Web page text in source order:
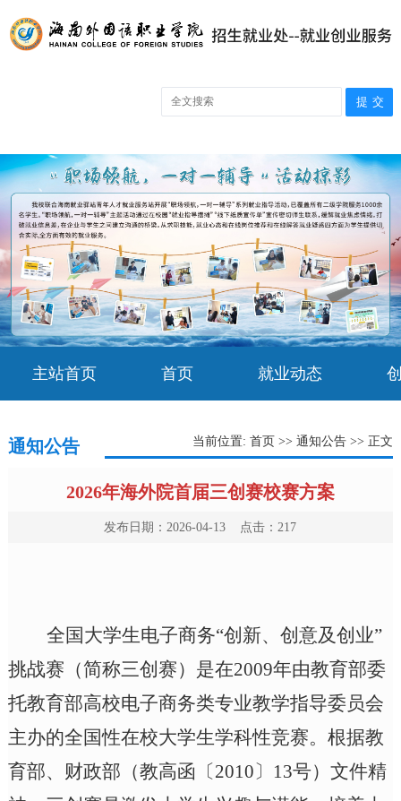
主站首页 首页 就业动态
通知公告 当前位置:首页 >>通知公告 >> 正文
2026年海外院首届三创赛校赛方案
发布日期：2026-04-13 点击： 217
全国大学生电子商务“创新、创意及创业”
挑战赛（简称三创赛）是在2009年由教育部委
托教育部高校电子商务类专业教学指导委员会
主办的全国性在校大学生学科性竞赛。根据教
育部、财政部（教高函〔2010〕13号）文件精